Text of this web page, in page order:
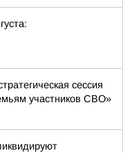
сессия
участников СВО»